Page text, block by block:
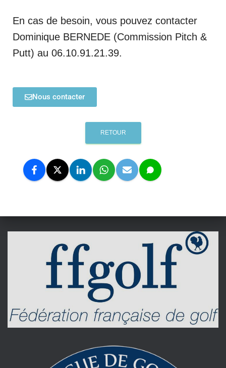
En cas de besoin, vous pouvez contacter
Dominique BERNEDE (Commission Pitch &
Putt) au 06.10.91.21.39.
Nous contacter